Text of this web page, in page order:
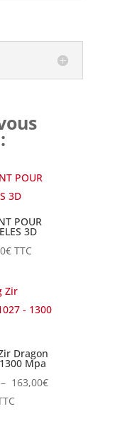
POUR
3D
€ TTC
Dragon
Mpa
– 163,00€Plage